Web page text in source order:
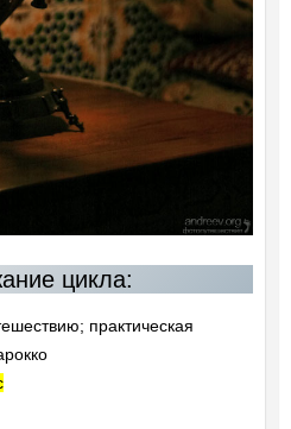
цикла:
практическая